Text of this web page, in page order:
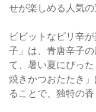
せが楽しめる人気の
ビビットなピリ辛
子」は、青唐辛子
て、暑い夏にぴっ
焼きかつおたたき
ることで、独特の